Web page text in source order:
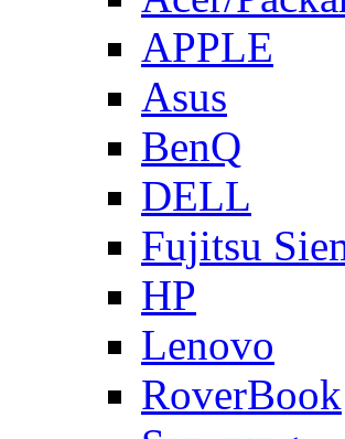
APPLE
Asus
BenQ
DELL
Fujitsu
HP
Lenovo
RoverBook